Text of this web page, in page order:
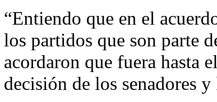
“Entiendo que en el
los partidos que son parte
acordaron que fuera hasta
decisión de los senadores